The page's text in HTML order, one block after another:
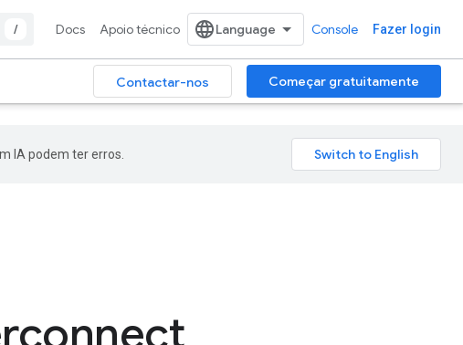
/
Docs Apoio técnico Console Fazer login
Contactar-nos Começar gratuitamente
IA podem ter erros.